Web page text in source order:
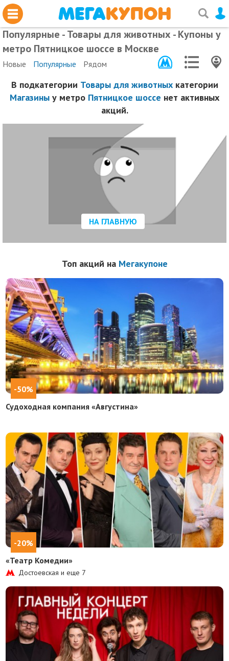
Популярные - Товары для животных - Купоны у
метро Пятницкое шоссе в Москве
Новые Популярные Рядом
В подкатегории Товары для животныхкатегории
Магазины у метро Пятницкое шоссе нет активных
акций.
НА ГЛАВНУЮ
Топ акций на Мегакупоне
-50%
Судоходная компания «Августина»
-20%
«Театр Комедии»
Достоевская и еще 7